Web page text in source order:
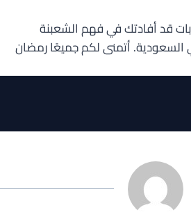
قد أفادتك في فهم الشعبنة
السعودية. أتمنى لكم جميعًا رمضان